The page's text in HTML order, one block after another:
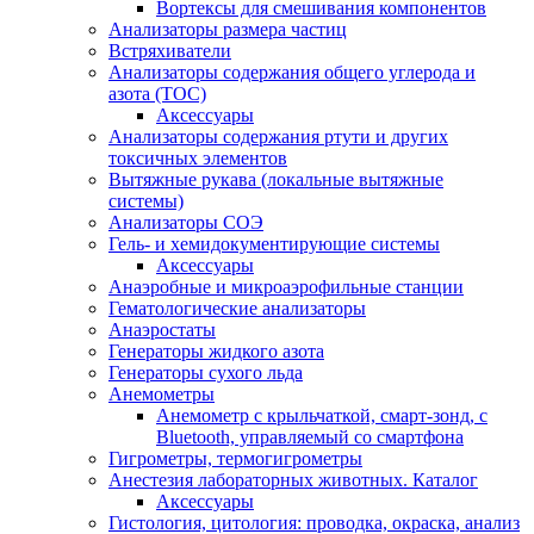
Вортексы для смешивания компонентов
Анализаторы размера частиц
Встряхиватели
Анализаторы содержания общего углерода и
азота (ТОС)
Аксессуары
Анализаторы содержания ртути и других
токсичных элементов
Вытяжные рукава (локальные вытяжные
системы)
Анализаторы СОЭ
Гель- и хемидокументирующие системы
Аксессуары
Анаэробные и микроаэрофильные станции
Гематологические анализаторы
Анаэростаты
Генераторы жидкого азота
Генераторы сухого льда
Анемометры
Анемометр с крыльчаткой, смарт-зонд, с
Bluetooth, управляемый со смартфона
Гигрометры, термогигрометры
Анестезия лабораторных животных. Каталог
Аксессуары
Гистология, цитология: проводка, окраска, анализ